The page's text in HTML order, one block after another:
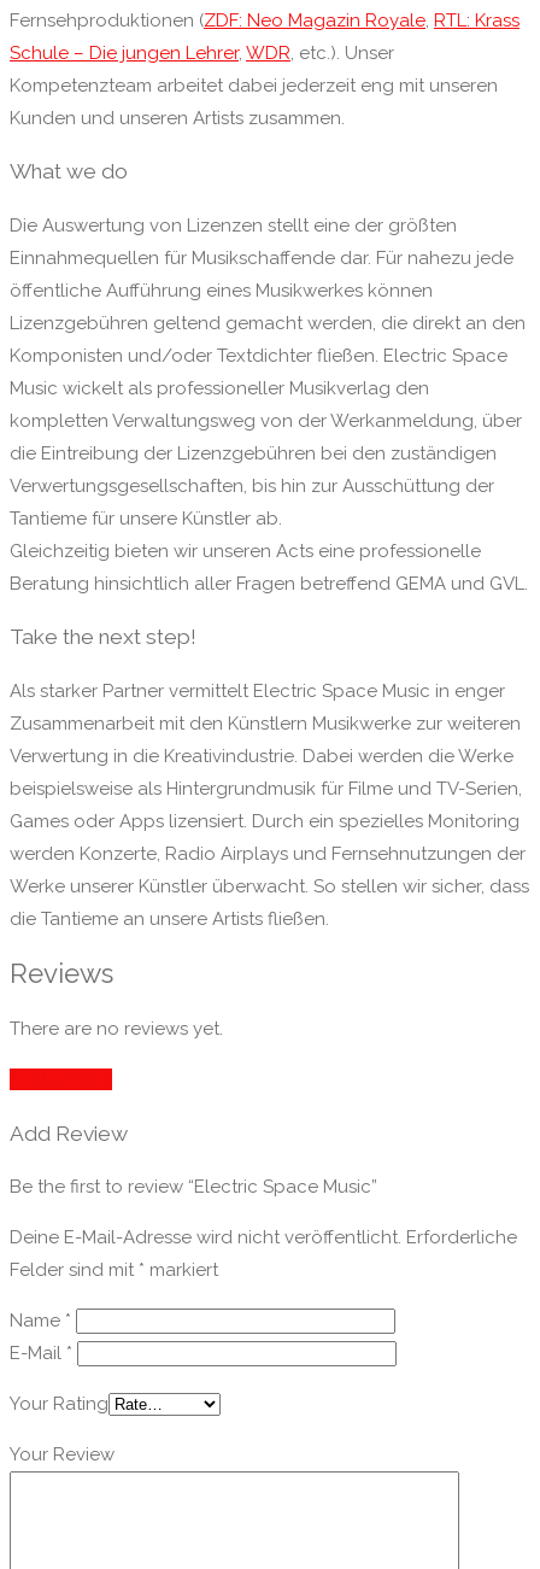
Fernsehproduktionen (ZDF: Neo Magazin Royale RTL: Krass
Schule – Die jungen Lehrer, WDR , etc.). Unser
Kompetenzteam arbeitet dabei jederzeit eng mit unseren
Kunden und unseren Artists zusammen.
What we do
Die Auswertung von Lizenzen stellt eine der größten
Einnahmequellen für Musikschaffende dar. Für nahezu jede
öffentliche Aufführung eines Musikwerkes können
Lizenzgebühren geltend gemacht werden, die direkt an den
Komponisten und/oder Textdichter fließen. Electric Space
Music wickelt als professioneller Musikverlag den
kompletten Verwaltungsweg von der Werkanmeldung, über
die Eintreibung der Lizenzgebühren bei den zuständigen
Verwertungsgesellschaften, bis hin zur Ausschüttung der
Tantieme für unsere Künstler ab.
Gleichzeitig bieten wir unseren Acts eine professionelle
Beratung hinsichtlich aller Fragen betreffend GEMA und GVL.
Take the next step!
Als starker Partner vermittelt Electric Space Music in enger
Zusammenarbeit mit den Künstlern Musikwerke zur weiteren
Verwertung in die Kreativindustrie. Dabei werden die Werke
beispielsweise als Hintergrundmusik für Filme und TV-Serien,
Games oder Apps lizensiert. Durch ein spezielles Monitoring
werden Konzerte, Radio Airplays und Fernsehnutzungen der
Werke unserer Künstler überwacht. So stellen wir sicher, dass
die Tantieme an unsere Artists fließen.
Reviews
There are no reviews yet.
Add Review
Be the first to review “Electric Space Music”
Deine E-Mail-Adresse wird nicht veröffentlicht. Erforderliche
Felder sind mit * markiert
Name *
E-Mail *
Your Rating
Your Review